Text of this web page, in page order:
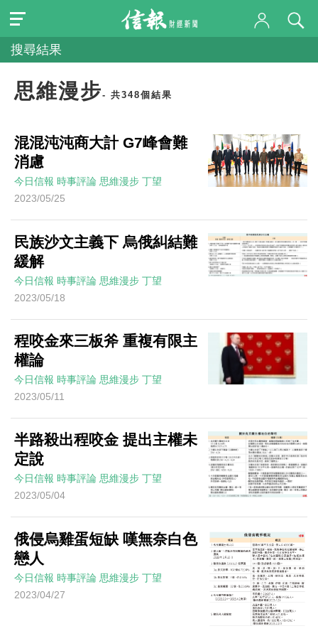
搜尋結果
思維漫步- 共348個結果
混混沌沌商大計 G7峰會難
消慮
今日信報 時事評論 思維漫步 丁望
2023/05/25
民族沙文主義下 烏俄糾結難
緩解
今日信報 時事評論 思維漫步 丁望
2023/05/18
程咬金來三板斧 重複有限主
權論
今日信報 時事評論 思維漫步 丁望
2023/05/11
半路殺出程咬金 提出主權未
定說
今日信報 時事評論 思維漫步 丁望
2023/05/04
俄侵烏雞蛋短缺 嘆無奈白色
戀人
今日信報 時事評論 思維漫步 丁望
2023/04/27